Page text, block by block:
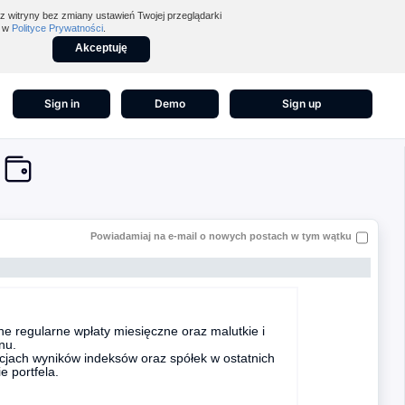
witryny bez zmiany ustawień Twojej przeglądarki
w Polityce Prywatności
Akceptuję
Sign in Demo Sign up
Powiadamiaj na e-mail o nowych postach w tym wątku
regularne wpłaty miesięczne oraz malutkie i
wyników indeksów oraz spółek w ostatnich
portfela.